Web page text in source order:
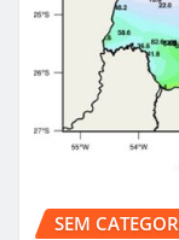
SEM